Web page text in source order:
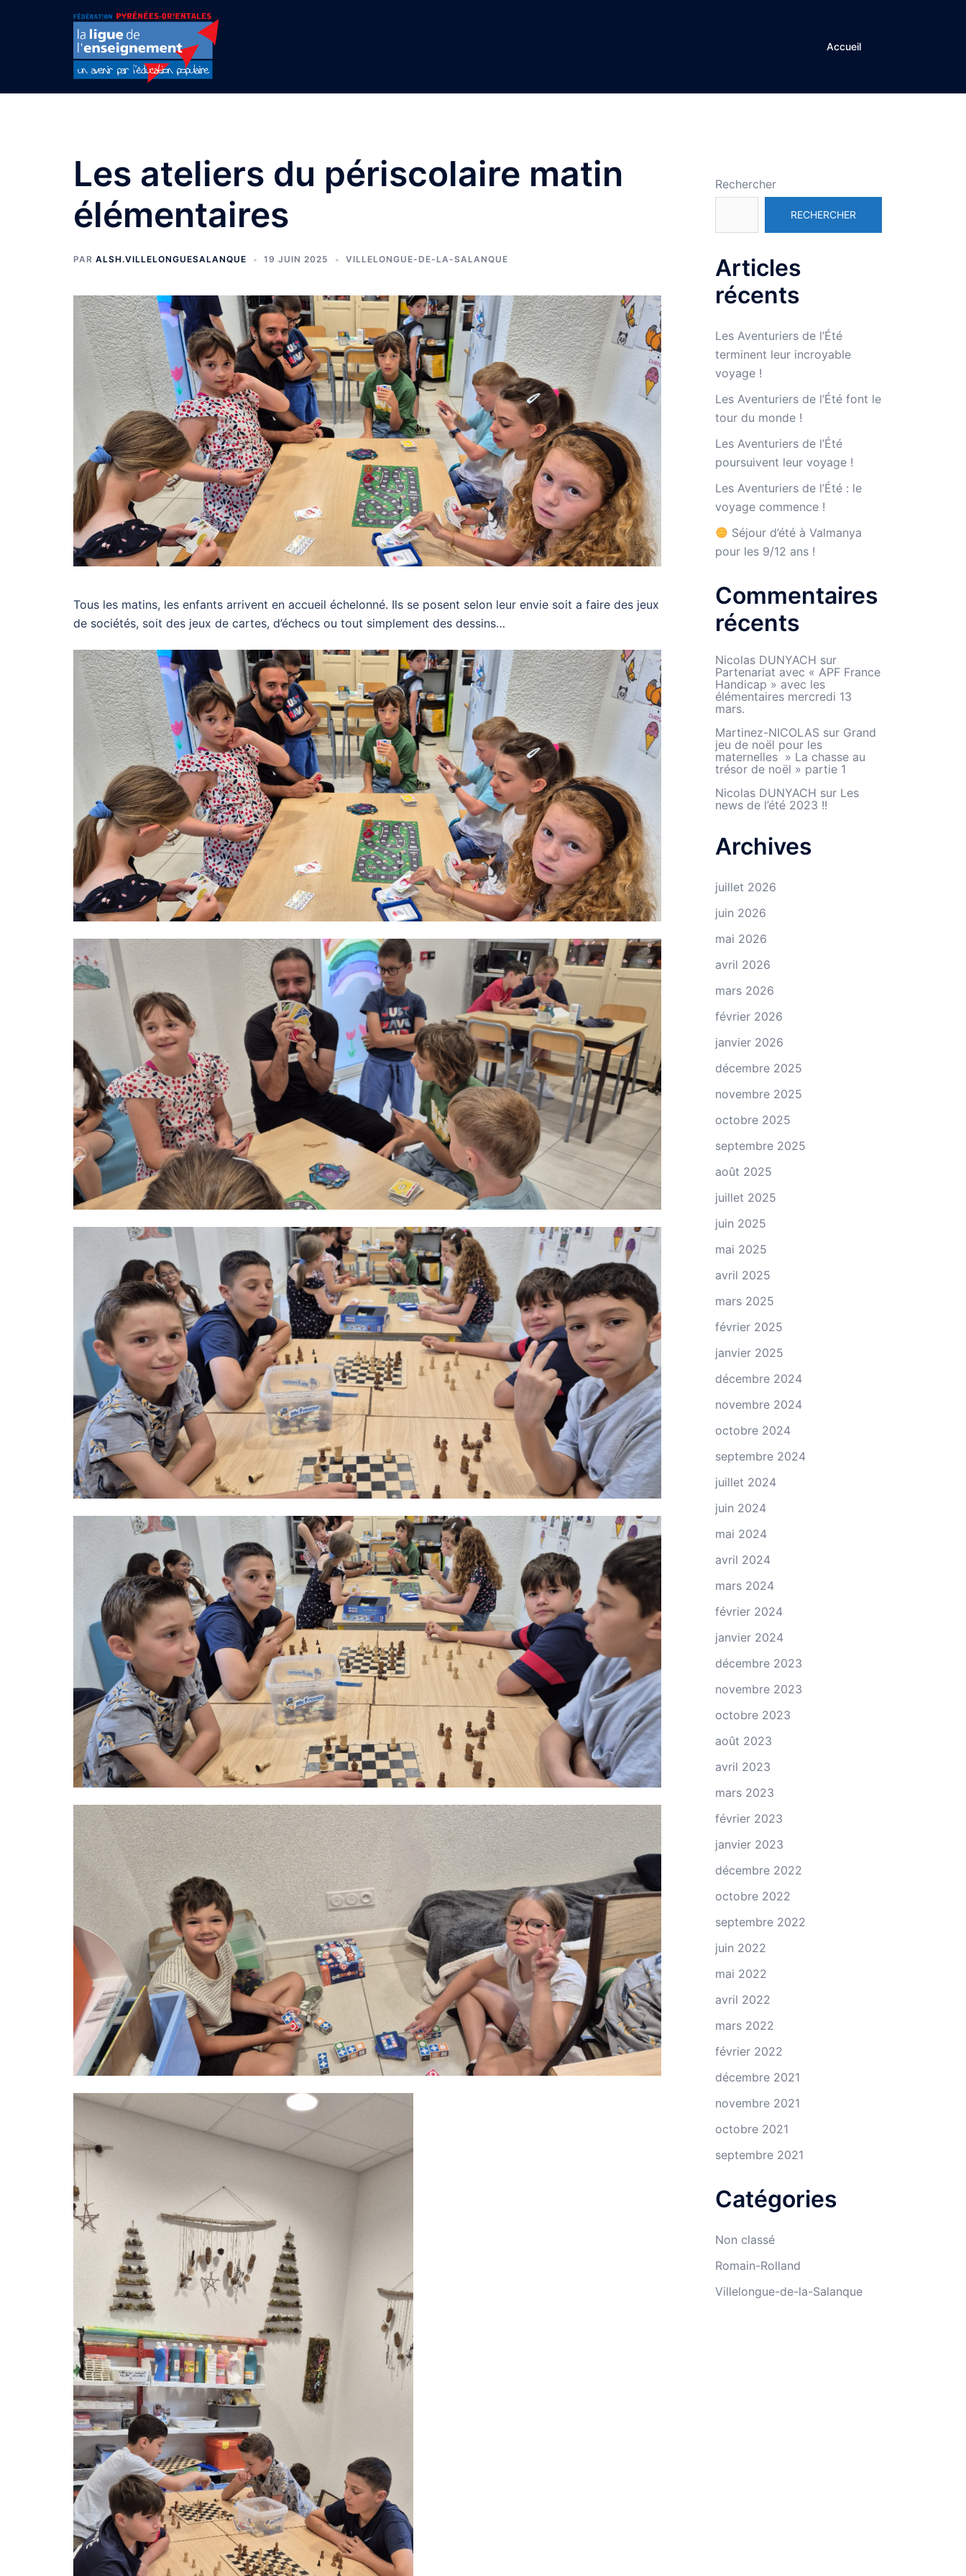
Accueil
Les ateliers du périscolaire matin
élémentaires
PAR ALSH.VILLELONGUESALANQUE 19 JUIN 2025 VILLELONGUE-DE-LA-SALANQUE
Tous les matins, les enfants arrivent en accueil échelonné. Ils se posent selon leur envie soit a faire des jeux
de sociétés, soit des jeux de cartes, d’échecs ou tout simplement des dessins…
Rechercher
RECHERCHER
Articles
récents
Les Aventuriers de l’Été
terminent leur incroyable
voyage !
Les Aventuriers de l’Été font le
tour du monde !
Les Aventuriers de l’Été
poursuivent leur voyage !
Les Aventuriers de l’Été : le
voyage commence !
Séjour d’été à Valmanya
pour les 9/12 ans !
Commentaires
récents
Nicolas DUNYACH sur
Partenariat avec « APF France
Handicap » avec les
élémentaires mercredi 13
mars.
Martinez-NICOLASsur Grand
jeu de noël pour les
maternelles » La chasse au
trésor de noël » partie 1
Nicolas DUNYACH sur Les
news de l’été 2023 !!
Archives
juillet 2026
juin 2026
mai 2026
avril 2026
mars 2026
février 2026
janvier 2026
décembre 2025
novembre 2025
octobre 2025
septembre 2025
août 2025
juillet 2025
juin 2025
mai 2025
avril 2025
mars 2025
février 2025
janvier 2025
décembre 2024
novembre 2024
octobre 2024
septembre 2024
juillet 2024
juin 2024
mai 2024
avril 2024
mars 2024
février 2024
janvier 2024
décembre 2023
novembre 2023
octobre 2023
août 2023
avril 2023
mars 2023
février 2023
janvier 2023
décembre 2022
octobre 2022
septembre 2022
juin 2022
mai 2022
avril 2022
mars 2022
février 2022
décembre 2021
novembre 2021
octobre 2021
septembre 2021
Catégories
Non classé
Romain-Rolland
Villelongue-de-la-Salanque